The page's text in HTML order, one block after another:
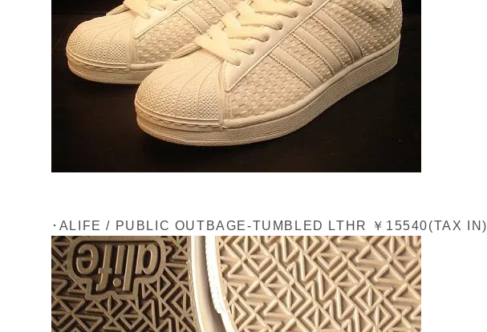
･ALIFE / PUBLIC OUTBAGE-TUMBLED LTHR ￥15540(TAX IN)